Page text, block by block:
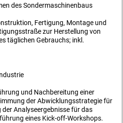
des Sondermaschinenbaus
Fertigung, Montage und
zur Herstellung von
täglichen Gebrauchs; inkl.
und Nachbereitung einer
der Abwicklungsstrategie für
Analyseergebnisse für das
eines Kick-off-Workshops.